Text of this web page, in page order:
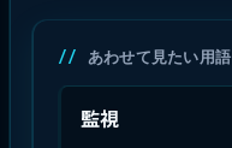
あわせて見たい用語
監視